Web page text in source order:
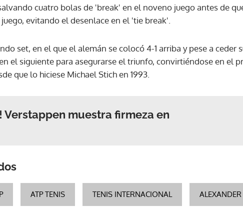
cuatro bolas de 'break' en el noveno juego antes de
evitando el desenlace en el 'tie break'.
set, en el que el alemán se colocó 4-1 arriba y pese a ceder
el siguiente para asegurarse el triunfo, convirtiéndose en el
que lo hiciese Michael Stich en 1993.
Verstappen muestra firmeza en
ATP TENIS TENIS INTERNACIONAL ALEXANDER